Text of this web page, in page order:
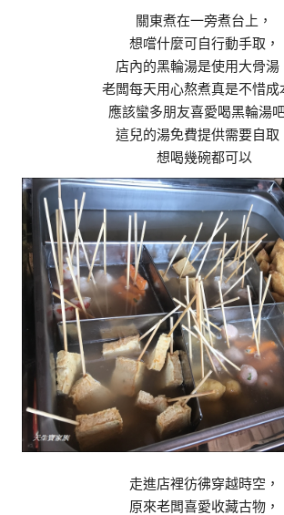
關東煮在一旁煮台上，
想嚐什麼可自行動手取，
店內的黑輪湯是使用大骨湯
老闆每天用心熬煮真是不惜成
應該蠻多朋友喜愛喝黑輪湯吧
這兒的湯免費提供需要自取
想喝幾碗都可以
走進店裡彷彿穿越時空，
原來老闆喜愛收藏古物，